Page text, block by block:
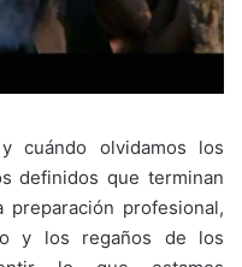
cuándo olvidamos los
definidos que terminan
profesional,
y los regaños de los